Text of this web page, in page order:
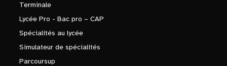
Terminale
Lycée Pro - Bac pro – CAP
Spécialités au lycée
Simulateur de spécialités
Parcoursup